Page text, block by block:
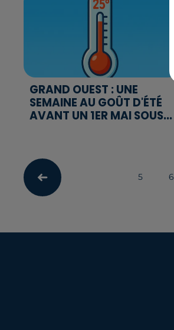
GRAND OUEST : UNE
SEMAINE AU GOÛT D'ÉTÉ
AVANT UN 1ER MAI SOUS...
5 6